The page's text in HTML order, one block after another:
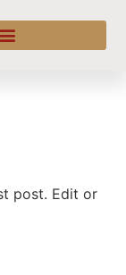
post. Edit or